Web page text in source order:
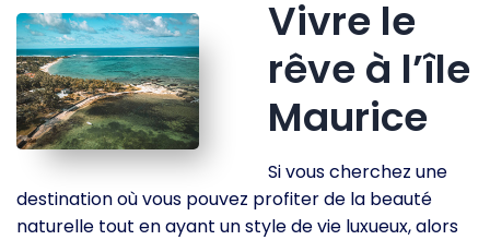
Vivre le
rêve à l’île
Maurice
Si vous cherchez une
destination où vous pouvez profiter de la beauté
naturelle tout en ayant un style de vie luxueux, alors